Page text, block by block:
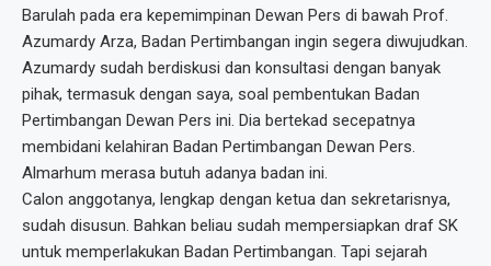
Barulah pada era kepemimpinan Dewan Pers di bawah Prof.
Azumardy Arza, Badan Pertimbangan ingin segera diwujudkan.
Azumardy sudah berdiskusi dan konsultasi dengan banyak
pihak, termasuk dengan saya, soal pembentukan Badan
Pertimbangan Dewan Pers ini. Dia bertekad secepatnya
membidani kelahiran Badan Pertimbangan Dewan Pers.
Almarhum merasa butuh adanya badan ini.
Calon anggotanya, lengkap dengan ketua dan sekretarisnya,
sudah disusun. Bahkan beliau sudah mempersiapkan draf SK
untuk memperlakukan Badan Pertimbangan. Tapi sejarah